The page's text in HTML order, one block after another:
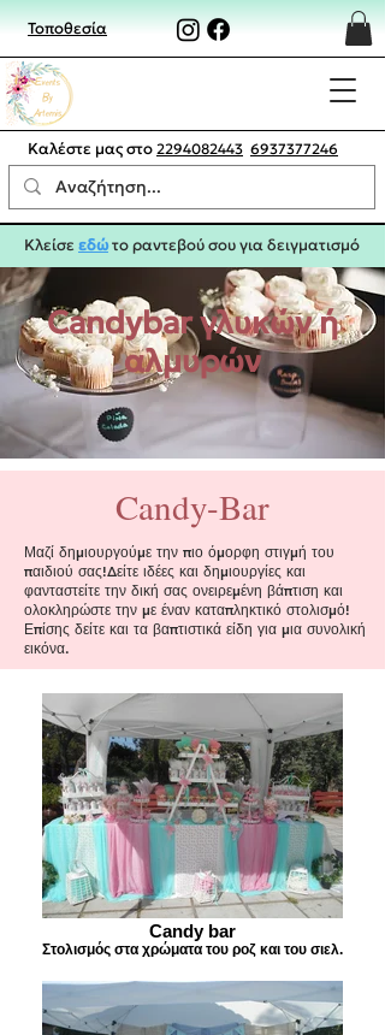
Τοποθεσία
Καλέστε μας στο 2294082443 6937377246
Κλείσεεδώτο ραντεβού σου για δειγματισμό
Candybar γλυκών ή
αλμυρών
Candy-Bar
Μαζί δημιουργούμε την πιο όμορφη στιγμή του
παιδιού σας!Δείτε ιδέες και δημιουργίες και
φανταστείτε την δική σας ονειρεμένη βάπτιση και
ολοκληρώστε την με έναν καταπληκτικό στολισμό!
Επίσης δείτε και τα βαπτιστικά είδη για μια συνολική
εικόνα.
Candy bar
Στολισμός στα χρώματα του ροζ και του σιελ.